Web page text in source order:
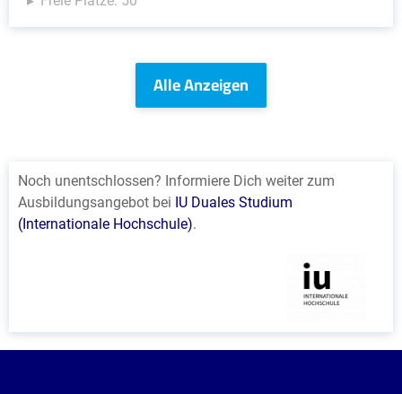
Alle Anzeigen
Noch unentschlossen? Informiere Dich weiter zum
Ausbildungsangebot bei IU Duales Studium
(Internationale Hochschule).